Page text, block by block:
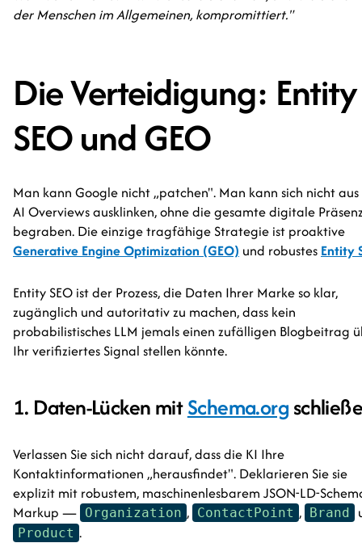
der Menschen im Allgemeinen, kompromittiert."
Die Verteidigung: Entity
SEO und GEO
Man kann Google nicht „patchen". Man kann sich nicht
AI Overviews ausklinken, ohne die gesamte digitale
begraben. Die einzige tragfähige Strategie ist proaktive
Generative Engine Optimization (GEO) und robustes Entity
Entity SEO ist der Prozess, die Daten Ihrer Marke so klar,
zugänglich und autoritativ zu machen, dass kein
probabilistisches LLM jemals einen zufälligen Blogbeitrag
Ihr verifiziertes Signal stellen könnte.
1. Daten-Lücken mitSchema.org
Verlassen Sie sich nicht darauf, dass die KI Ihre
Kontaktinformationen „herausfindet". Deklarieren Sie sie
explizit mit robustem, maschinenlesbarem JSON-LD-
Markup — Organization , ContactPoint , Brand
Product .